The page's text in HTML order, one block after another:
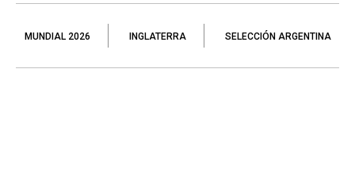
MUNDIAL 2026 INGLATERRA SELECCIÓN ARGENTINA